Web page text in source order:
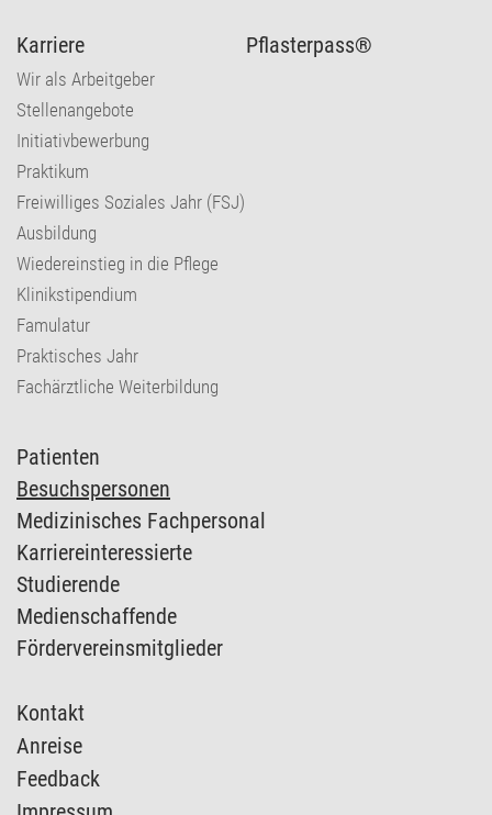
Karriere
Wir als Arbeitgeber
Stellenangebote
Initiativbewerbung
Praktikum
Freiwilliges Soziales Jahr (FSJ)
Ausbildung
Wiedereinstieg in die Pflege
Klinikstipendium
Famulatur
Praktisches Jahr
Fachärztliche Weiterbildung
Pflasterpass®
Patienten
Besuchspersonen
Medizinisches Fachpersonal
Karriereinteressierte
Studierende
Medienschaffende
Fördervereinsmitglieder
Kontakt
Anreise
Feedback